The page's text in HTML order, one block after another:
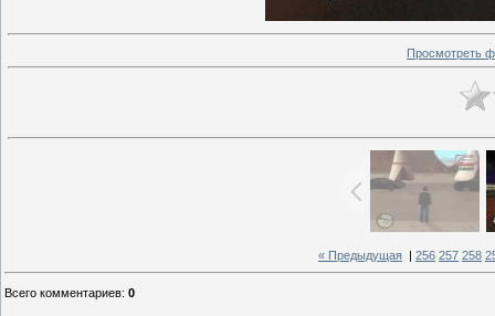
Просмотреть
« Предыдущая 256 257 258
Всего комментариев: 0